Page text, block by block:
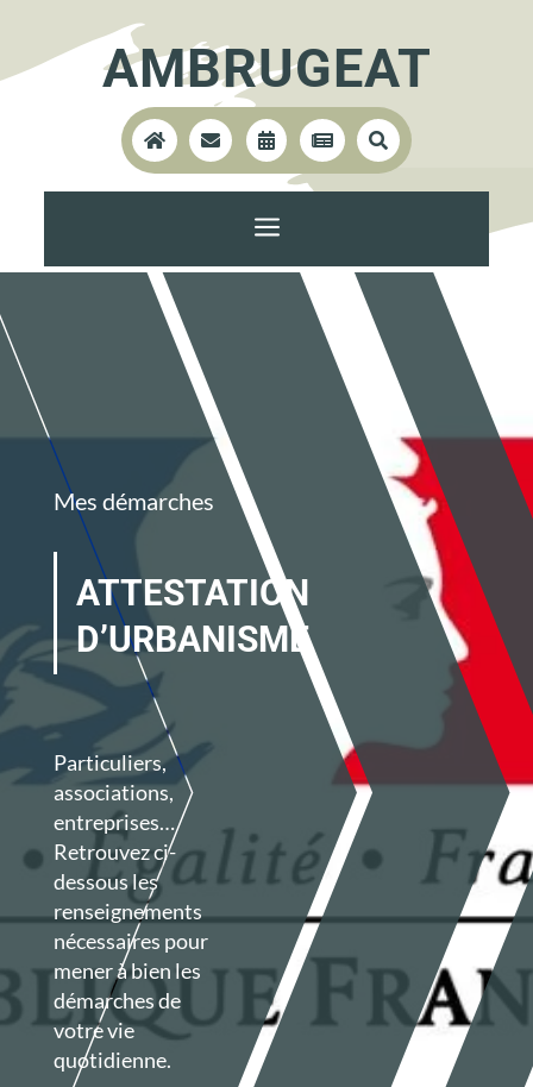
AMBRUGEAT
    
a
Mes démarches
ATTESTATION
D’URBANISME
Particuliers,
associations,
entreprises…
Retrouvez ci-
dessous les
renseignements
nécessaires pour
mener à bien les
démarches de
votre vie
quotidienne.